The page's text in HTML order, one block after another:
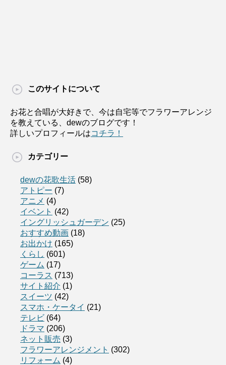
このサイトについて
お花と合唱が大好きで、今は自宅等でフラワーアレンジ
を教えている、dewのブログです！
詳しいプロフィールはコチラ！
カテゴリー
dewの花歌生活 (58)
アトピー (7)
アニメ (4)
イベント (42)
イングリッシュガーデン (25)
おすすめ動画 (18)
お出かけ (165)
くらし (601)
ゲーム (17)
コーラス (713)
サイト紹介 (1)
スイーツ (42)
スマホ・ケータイ (21)
テレビ (64)
ドラマ (206)
ネット販売 (3)
フラワーアレンジメント (302)
リフォーム (4)